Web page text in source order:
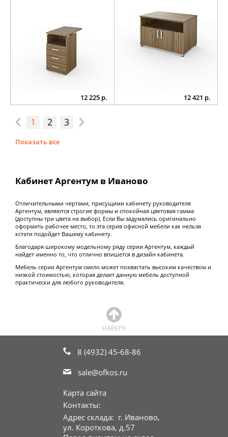
12 225 р. 12 421 р.
1 2 3
Показать все
Кабинет Аргентум в Иваново
Отличительными чертами, присущими кабинету руководителя
Аргентум, являются строгие формы и спокойная цветовая гамма
(доступны три цвета на выбор). Если Вы задумались оригинально
оформить рабочее место, то эта серия офисной мебели как нельзя
кстати подойдет Вашему кабинету.
Благодаря широкому модельному ряду серии Аргентум, каждый
найдет именно то, что отлично впишется в дизайн кабинета.
Мебель серии Аргентум смело может похвастать высоким качеством и
низкой стоимостью, которая делает данную мебель доступной
практически для любого руководителя.
8 (4932) 45-68-86
sale@ofkos.ru
Карта сайта
Контакты:
Адрес склада: г. Иваново,
ул. Короткова, д.57